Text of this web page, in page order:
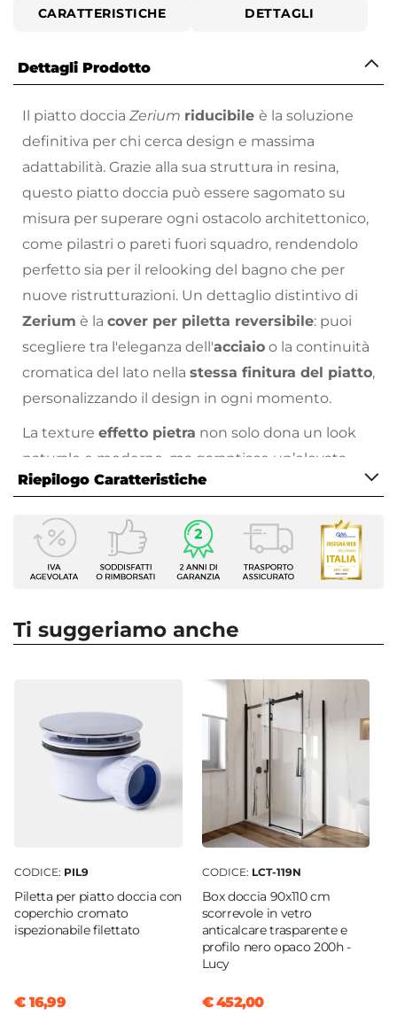
CARATTERISTICHE DETTAGLI
Dettagli Prodotto
Il piatto doccia Zerium riducibile è la soluzione
definitiva per chi cerca design e massima
adattabilità. Grazie alla sua struttura in resina,
questo piatto doccia può essere sagomato su
misura per superare ogni ostacolo architettonico,
come pilastri o pareti fuori squadro, rendendolo
perfetto sia per il relooking del bagno che per
nuove ristrutturazioni. Un dettaglio distintivo di
Zerium è la cover per piletta reversibile: puoi
scegliere tra l'eleganza dell'acciaio o la continuità
cromatica del lato nella stessa finitura del piatto,
personalizzando il design in ogni momento.
La texture effetto pietra non solo dona un look
naturale e moderno, ma garantisce un’elevata
resistenza e una superficie antiscivolo
scegli l’installazione in appoggio per una
sostituzione rapida o la posa a filo pavimento per
garantisce la massima igiene: basta utilizzare un
tempo la bellezza della resina.
Scegli
per un bagno contemporaneo,
funzionale e dallo stile intramontabile.
Riepilogo Caratteristiche
Caratteristiche
Dimensioni
90 x 110 cm
Profondità
3 cm
Installazione
Appoggio|Filopavimento
Riducibile
Resina
Colore
Effetto pietra
Ti suggeriamo anche
CODICE: PIL9
Piletta per piatto doccia con
coperchio cromato
ispezionabile filettato
€ 16,99
CODICE: LCT-119N
Box doccia 90x110 cm
scorrevole in vetro
anticalcare trasparente e
profilo nero opaco 200h -
Lucy
€ 452,00